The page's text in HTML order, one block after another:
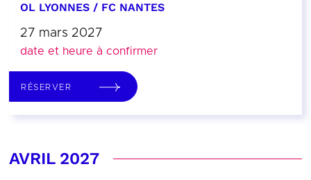
OL LYONNES / FC NANTES
27 mars 2027
date et heure à confirmer
RÉSERVER
AVRIL 2027